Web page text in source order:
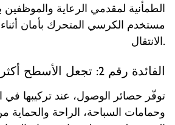
الطمأنية لمقدمي الرعاية
مستخدم الكرسي المتحرك بأمان
الانتقال.
الفائدة رقم 2: تجعل الأسطح أكثر راحة
توفّر حصائر الوصول، عند تركيبها في
وحمامات السباحة، الراحة والحماية